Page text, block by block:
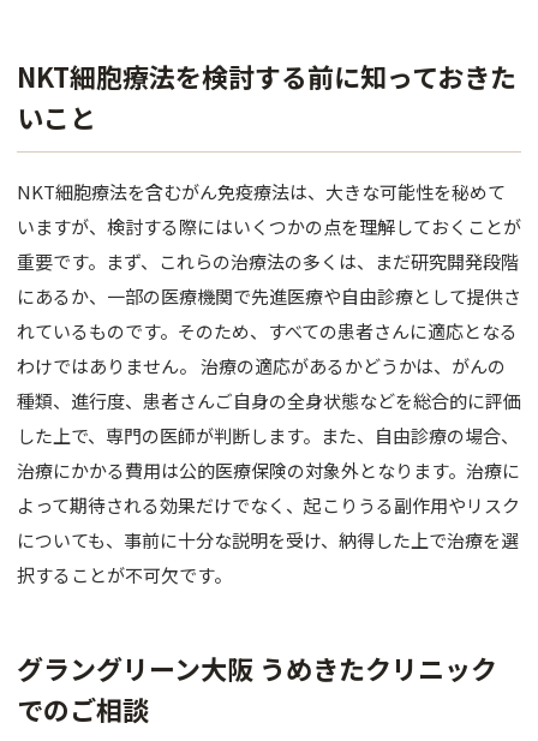
NKT細胞療法を検討する前に知っておきた
いこと
NKT細胞療法を含むがん免疫療法は、大きな可能性を秘めて
いますが、検討する際にはいくつかの点を理解しておくことが
重要です。まず、これらの治療法の多くは、まだ研究開発段階
にあるか、一部の医療機関で先進医療や自由診療として提供さ
れているものです。そのため、すべての患者さんに適応となる
わけではありません。 治療の適応があるかどうかは、がんの
種類、進行度、患者さんご自身の全身状態などを総合的に評価
した上で、専門の医師が判断します。また、自由診療の場合、
治療にかかる費用は公的医療保険の対象外となります。治療に
よって期待される効果だけでなく、起こりうる副作用やリスク
についても、事前に十分な説明を受け、納得した上で治療を選
択することが不可欠です。
グラングリーン大阪 うめきたクリニック
でのご相談